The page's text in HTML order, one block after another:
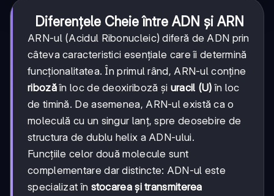
Diferențele Cheie între ADN și ARN
ARN-ul (Acidul Ribonucleic) diferă de ADN prin
câteva caracteristici esențiale care îi determină
funcționalitatea. În primul rând, ARN-ul conține
ribozăîn loc de deoxiriboză și uracil (U) în loc
de timină. De asemenea, ARN-ul există ca o
moleculă cu un singur lanț, spre deosebire de
structura de dublu helix a ADN-ului.
Funcțiile celor două molecule sunt
complementare dar distincte: ADN-ul este
specializat în stocarea și transmiterea